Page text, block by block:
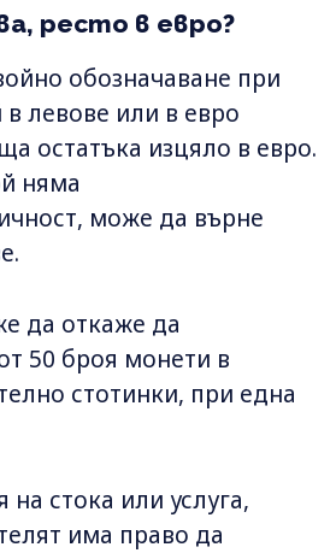
ресто в евро?
обозначаване при
левове или в евро
остатъка изцяло в евро.
няма
може да върне
да откаже да
50 броя монети в
стотинки, при една
стока или услуга,
има право да